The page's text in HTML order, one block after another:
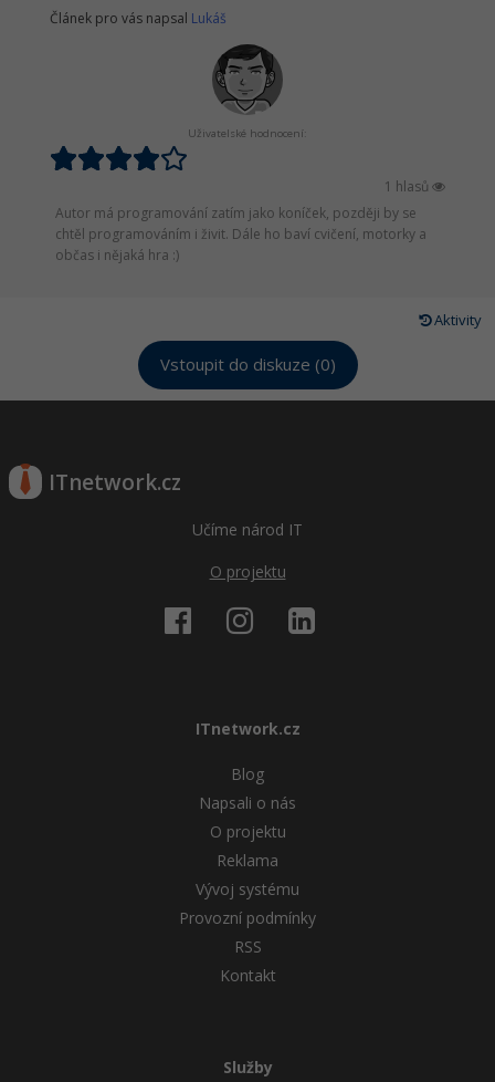
Článek pro vás napsal Lukáš
Uživatelské hodnocení:
1 hlasů
Autor má programování zatím jako koníček, později by se
chtěl programováním i živit. Dále ho baví cvičení, motorky a
občas i nějaká hra :)
Aktivity
Vstoupit do diskuze (0)
ITnetwork.cz
Učíme národ IT
O projektu
ITnetwork.cz
Blog
Napsali o nás
O projektu
Reklama
Vývoj systému
Provozní podmínky
RSS
Kontakt
Služby